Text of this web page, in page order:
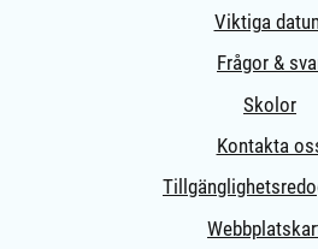
Viktiga
Frågor &
Skolor
Kontakta